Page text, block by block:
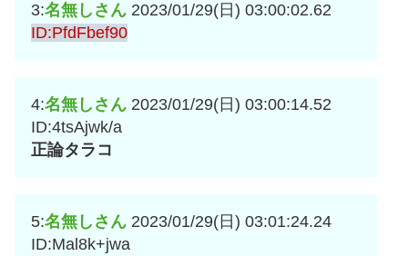
3:名無しさん 2023/01/29(日) 03:00:02.62
ID:PfdFbef90
4:名無しさん 2023/01/29(日) 03:00:14.52
ID:4tsAjwk/a
正論タラコ
5:名無しさん 2023/01/29(日) 03:01:24.24
ID:Mal8k+jwa